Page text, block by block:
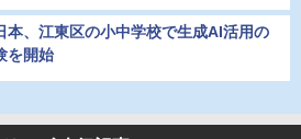
本、江東区の小中学校で生成AI活用の
を開始